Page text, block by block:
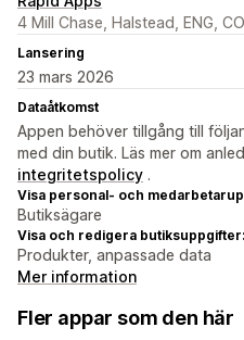
4 Mill Chase, Halstead, ENG,
Lansering
23 mars 2026
Dataåtkomst
Appen behöver tillgång till
med din butik. Läs mer om
integritetspolicy .
Visa personal- och
Butiksägare
Visa och redigera butiksuppgifter:
Produkter, anpassade data
Mer information
Fler appar som den här